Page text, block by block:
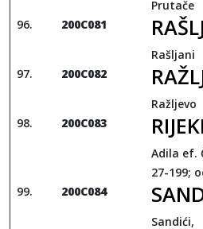
Prutače
200C081
Rašljani
200C082
Ražljevo
200C083
Adila ef.
27-199;
200C084
Sandići,